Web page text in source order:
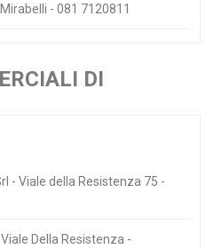
- 081 7120811
DI
- Viale della Resistenza 75 -
Della Resistenza -